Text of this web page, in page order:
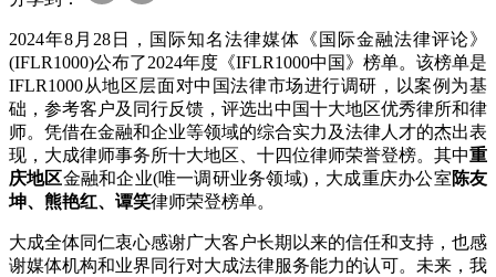
2024年8月28日，国际知名法律媒体《国际金融法律评论》
(IFLR1000)公布了2024年度《IFLR1000中国》榜单。该榜单是
IFLR1000从地区层面对中国法律市场进行调研，以案例为基
础，参考客户及同行反馈，评选出中国十大地区优秀律所和律
师。凭借在金融和企业等领域的综合实力及法律人才的杰出表
现，大成律师事务所十大地区、十四位律师荣誉登榜。其中重
庆地区金融和企业(唯一调研业务领域)，大成重庆办公室陈友
坤、熊艳红、 谭笑律师荣登榜单。
大成全体同仁衷心感谢广大客户长期以来的信任和支持，也感
谢媒体机构和业界同行对大成法律服务能力的认可。未来，我